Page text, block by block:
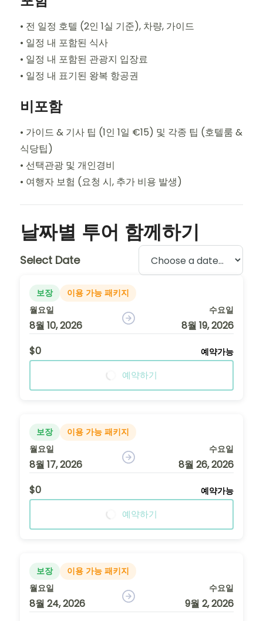
• 전 일정 호텔 (2인 1실 기준), 차량, 가이드
• 일정 내 포함된 식사
• 일정 내 포함된 관광지 입장료
• 일정 내 표기된 왕복 항공권
비포함
• 가이드 & 기사 팁 (1인 1일 €15) 및 각종 팁 (호텔룸 &
식당팁)
• 선택관광 및 개인경비
• 여행자 보험 (요청 시, 추가 비용 발생)
날짜별 투어 함께하기
Select Date
보장
이용 가능 패키지
월요일
8월 10, 2026
수요일
8월 19, 2026
$0
예약가능
예약하기
보장
이용 가능 패키지
월요일
8월 17, 2026
수요일
8월 26, 2026
$0
예약가능
예약하기
보장
이용 가능 패키지
월요일
8월 24, 2026
수요일
9월 2, 2026